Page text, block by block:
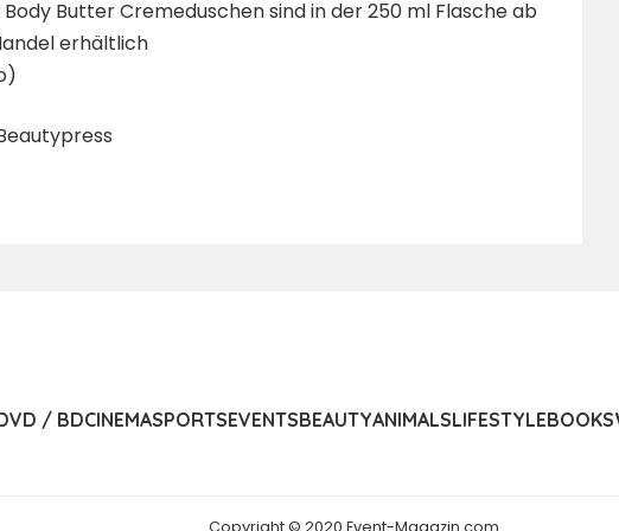
Body Butter Cremeduschen sind in der 250 ml Flasche ab
erhältlich
/ BDCINEMASPORTSEVENTSBEAUTYANIMALSLIFESTYLEBOOKS
Copyright © 2020 Event-Magazin.com